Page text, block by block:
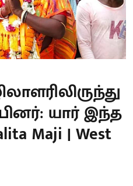
யார் இந்த
Maji | West